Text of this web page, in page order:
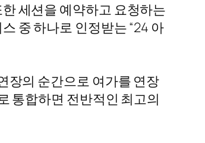
세션을 예약하고 요청하는
중 하나로 인정받는 “24 아
장의 순간으로 여가를 연장
통합하면 전반적인 최고의